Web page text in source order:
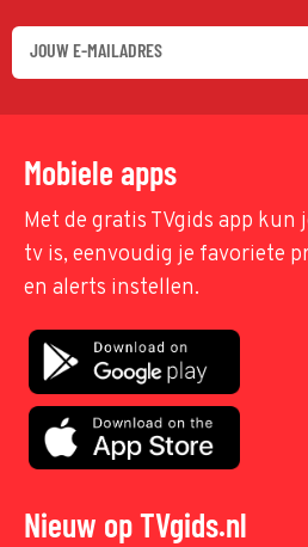
Mobiele apps
Met de gratis TVgids app kun
tv is, eenvoudig je favoriete
en alerts instellen.
Nieuw op TVgids.nl